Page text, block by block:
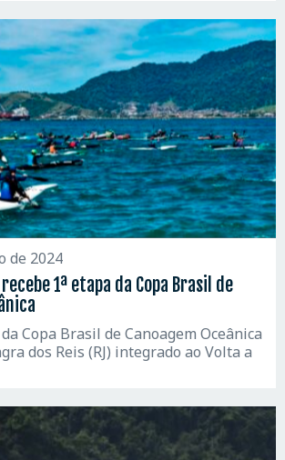
de 2024
1ª etapa da Copa Brasil de
Copa Brasil de Canoagem Oceânica
dos Reis (RJ) integrado ao Volta a